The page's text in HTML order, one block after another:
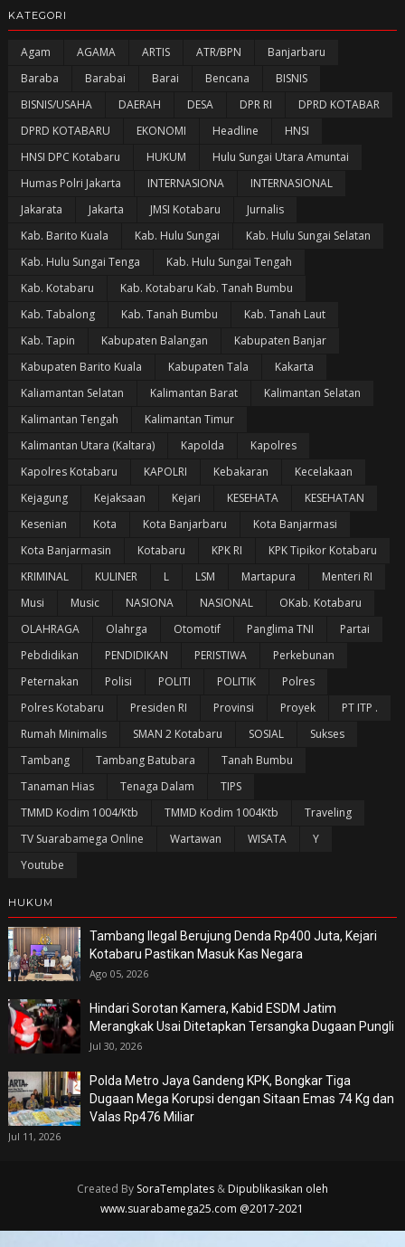
KATEGORI
Agam AGAMA ARTIS ATR/BPN
Banjarbaru
Baraba
Barabai Barai Bencana
BISNIS
BISNIS/USAHA
DAERAH DESA DPR RI
DPRD KOTABAR
DPRD KOTABARU
EKONOMI Headline
HNSI
HNSI DPC Kotabaru
HUKUM
Hulu Sungai Utara Amuntai
Humas Polri Jakarta
INTERNASIONA
INTERNASIONAL
Jakarata
Jakarta JMSI Kotabaru
Jurnalis
Kab. Barito Kuala
Kab. Hulu Sungai
Kab. Hulu Sungai Selatan
Kab. Hulu Sungai Tenga
Kab. Hulu Sungai Tengah
Kab. Kotabaru
Kab. Kotabaru Kab. Tanah Bumbu
Kab. Tabalong
Kab. Tanah Bumbu
Kab. Tanah Laut
Kab. Tapin
Kabupaten Balangan
Kabupaten Banjar
Kabupaten Barito Kuala
Kabupaten Tala
Kakarta
Kaliamantan Selatan
Kalimantan Barat
Kalimantan Selatan
Kalimantan Tengah
Kalimantan Timur
Kalimantan Utara (Kaltara)
Kapolda
Kapolres
Kapolres Kotabaru
KAPOLRI Kebakaran
Kecelakaan
Kejagung
Kejaksaan Kejari KESEHATA
KESEHATAN
Kesenian
Kota Kota Banjarbaru
Kota Banjarmasi
Kota Banjarmasin
Kotabaru KPK RI
KPK Tipikor Kotabaru
KRIMINAL
KULINER L LSM Martapura
Menteri RI
Musi
Music NASIONA NASIONAL
OKab. Kotabaru
OLAHRAGA
Olahrga Otomotif Panglima TNI
Partai
Pebdidikan
PENDIDIKAN PERISTIWA
Perkebunan
Peternakan
Polisi POLITI POLITIK
Polres
Polres Kotabaru
Presiden RI Provinsi Proyek
PT ITP .
Rumah Minimalis
SMAN 2 Kotabaru SOSIAL
Sukses
Tambang
Tambang Batubara
Tanah Bumbu
Tanaman Hias
Tenaga Dalam
TIPS
TMMD Kodim 1004/Ktb
TMMD Kodim 1004Ktb
Traveling
TV Suarabamega Online
Wartawan WISATA
Y
Youtube
HUKUM
Tambang Ilegal Berujung Denda Rp400 Juta, Kejari
Kotabaru Pastikan Masuk Kas Negara
Ago 05, 2026
Hindari Sorotan Kamera, Kabid ESDM Jatim
Merangkak Usai Ditetapkan Tersangka Dugaan Pungli
Jul 30, 2026
Polda Metro Jaya Gandeng KPK, Bongkar Tiga
Dugaan Mega Korupsi dengan Sitaan Emas 74 Kg dan
Valas Rp476 Miliar
Jul 11, 2026
Created By SoraTemplates& Dipublikasikan oleh
www.suarabamega25.com @2017-2021